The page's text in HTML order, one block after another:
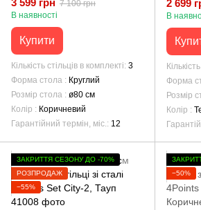
7 100 грн
В наявності
Купити
Кількість стільців в комплекті 3
Форма стола
Круглий
Розмір стола
ø80 см
Колір
Коричневий
Гарантійний термін, міс.
12
2 699
В
Форма
Розмір
Колір
ЗАКРИТТЯ СЕЗОНУ ДО -70%
РОЗПРОДАЖ
−55%
−50%